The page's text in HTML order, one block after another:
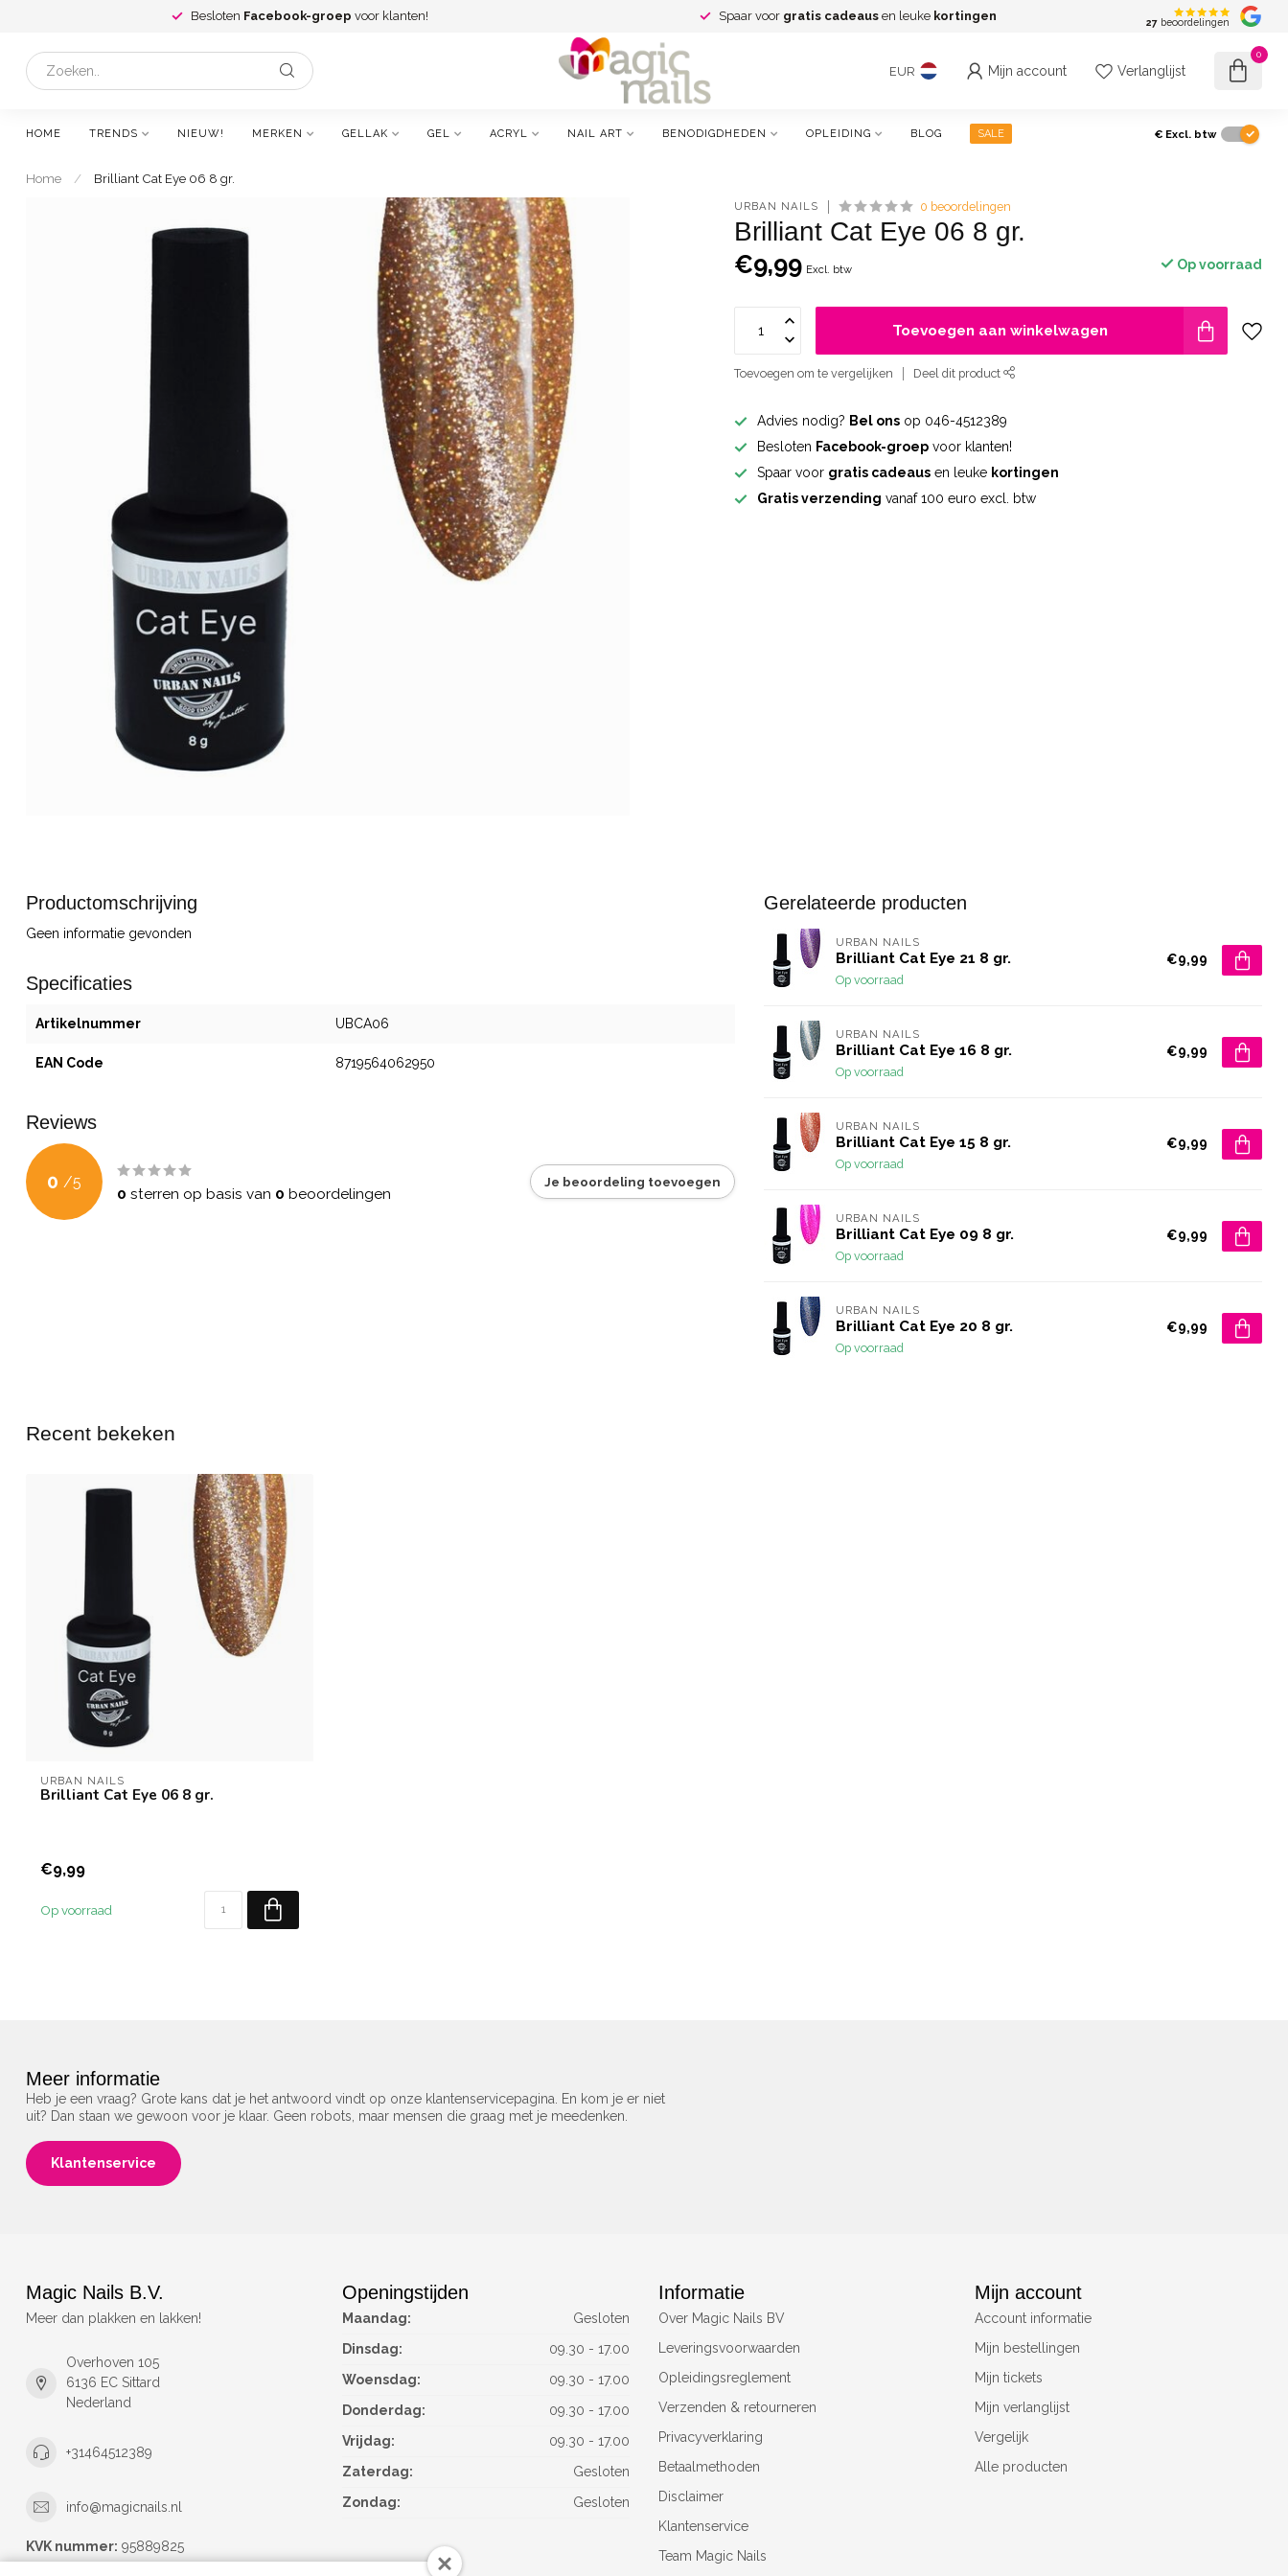
Besloten Facebook-groep voor klanten! Spaar voor gratis cadeaus en leuke kortingen 27 beoordelingen
EUR Mijn account Verlanglijst
0
HOME TRENDS NIEUW! MERKEN GELLAK GEL ACRYL NAIL ART BENODIGDHEDEN OPLEIDING BLOG SALE € Excl. btw
Home / Brilliant Cat Eye 06 8 gr.
URBAN NAILS 0 beoordelingen
Brilliant Cat Eye 06 8 gr.
€9,99 Excl. btw Op voorraad
Toevoegen aan winkelwagen
Toevoegen om te vergelijken Deel dit product
Advies nodig? Bel ons op 046-4512389
Besloten Facebook-groep voor klanten!
Spaar voor gratis cadeaus en leuke kortingen
Gratis verzending vanaf 100 euro excl. btw
Productomschrijving
Geen informatie gevonden
Specificaties
Artikelnummer UBCA06
EAN Code 8719564062950
Reviews
0 /5
0 sterren op basis van 0 beoordelingen
Je beoordeling toevoegen
Gerelateerde producten
URBAN NAILS
Brilliant Cat Eye 21 8 gr.
Op voorraad
€9,99
URBAN NAILS
Brilliant Cat Eye 16 8 gr.
Op voorraad
€9,99
URBAN NAILS
Brilliant Cat Eye 15 8 gr.
Op voorraad
€9,99
URBAN NAILS
Brilliant Cat Eye 09 8 gr.
Op voorraad
€9,99
URBAN NAILS
Brilliant Cat Eye 20 8 gr.
Op voorraad
€9,99
Recent bekeken
URBAN NAILS
Brilliant Cat Eye 06 8 gr.
€9,99
Op voorraad
Meer informatie
Heb je een vraag? Grote kans dat je het antwoord vindt op onze klantenservicepagina. En kom je er niet
uit? Dan staan we gewoon voor je klaar. Geen robots, maar mensen die graag met je meedenken.
Klantenservice
Magic Nails B.V.
Meer dan plakken en lakken!
Overhoven 105
6136 EC Sittard
Nederland
+31464512389
info@magicnails.nl
KVK nummer: 95889825
Openingstijden
Maandag:
Gesloten
Dinsdag:
09.30 - 17.00
Woensdag:
09.30 - 17.00
Donderdag:
09.30 - 17.00
Vrijdag:
09.30 - 17.00
Zaterdag:
Gesloten
Zondag:
Gesloten
Informatie
Over Magic Nails BV
Leveringsvoorwaarden
Opleidingsreglement
Verzenden & retourneren
Privacyverklaring
Betaalmethoden
Disclaimer
Klantenservice
Team Magic Nails
Mijn account
Account informatie
Mijn bestellingen
Mijn tickets
Mijn verlanglijst
Vergelijk
Alle producten